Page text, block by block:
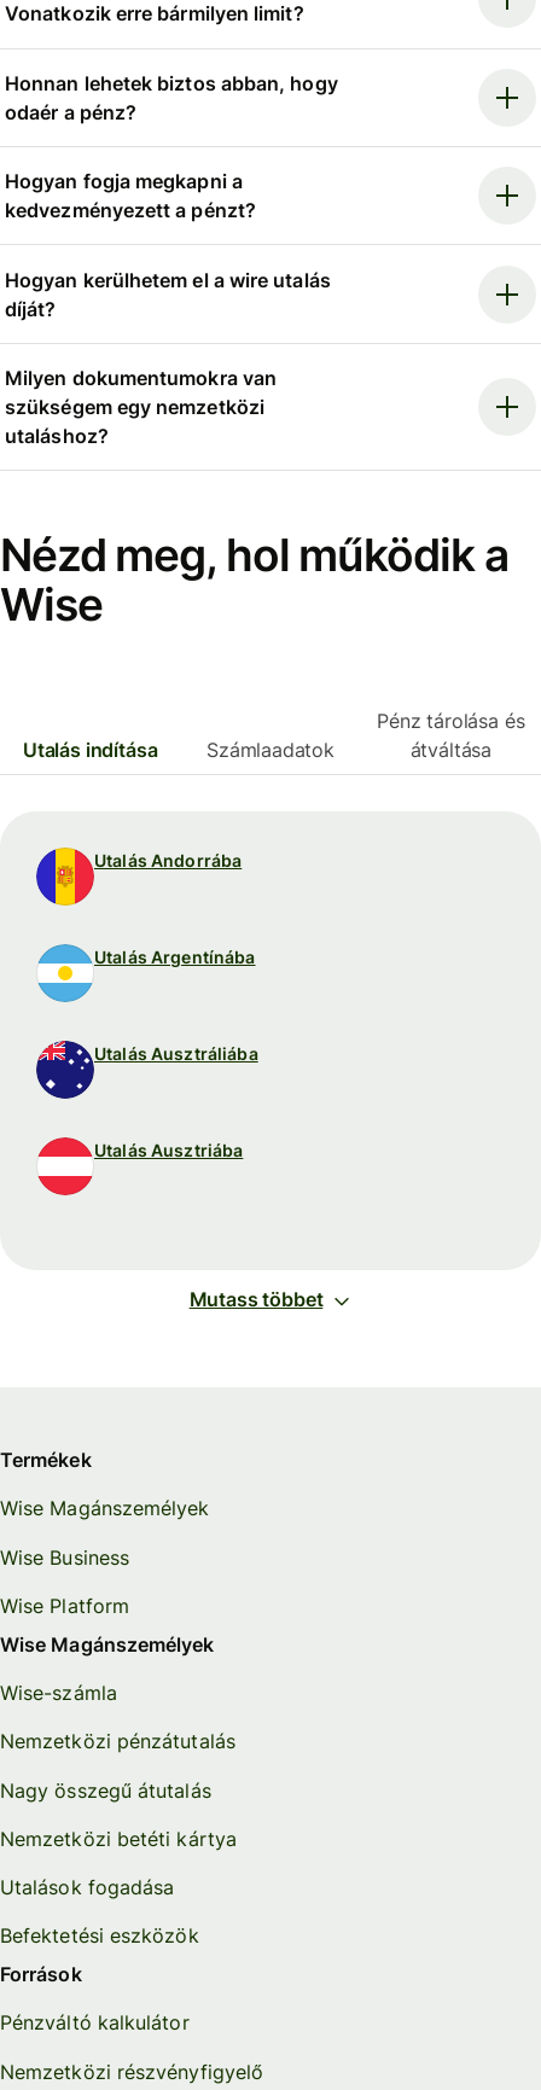
Vonatkozik erre bármilyen limit?
Honnan lehetek biztos abban, hogy
odaér a pénz?
Hogyan fogja megkapni a
kedvezményezett a pénzt?
Hogyan kerülhetem el a wire utalás
díját?
Milyen dokumentumokra van
szükségem egy nemzetközi
utaláshoz?
Nézd meg, hol működik a
Wise
Utalás indítása Számlaadatok
Pénz tárolása és
átváltása
Utalás Andorrába
Utalás Argentínába
Utalás Ausztráliába
Utalás Ausztriába
Mutass többet
Termékek
Wise Magánszemélyek
Wise Business
Wise Platform
Wise Magánszemélyek
Wise-számla
Nemzetközi pénzátutalás
Nagy összegű átutalás
Nemzetközi betéti kártya
Utalások fogadása
Befektetési eszközök
Források
Pénzváltó kalkulátor
Nemzetközi részvényfigyelő